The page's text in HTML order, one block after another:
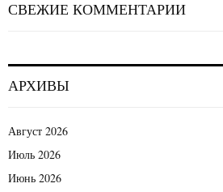
СВЕЖИЕ КОММЕНТАРИИ
АРХИВЫ
Август 2026
Июль 2026
Июнь 2026